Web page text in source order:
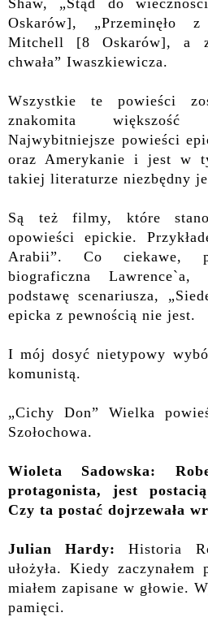
Shaw, „Stąd do
Oskarów], „Przeminęło
Mitchell [8 Oskarów], a
chwała” Iwaszkiewicza.
Wszystkie te powieści
znakomita większość
Najwybitniejsze powieści
oraz Amerykanie i jest w
takiej literaturze niezbędny
Są też filmy, które
opowieści epickie.
Arabii”. Co ciekawe,
biograficzna Lawrence`a,
podstawę scenariusza,
epicka z pewnością nie jest.
I mój dosyć nietypowy
komunistą.
„Cichy Don” Wielka
Szołochowa.
Wioleta Sadowska:
protagonista, jest
Czy ta postać dojrzewała
Julian Hardy:
Historia
ułożyła. Kiedy
miałem zapisane w głowie.
pamięci.